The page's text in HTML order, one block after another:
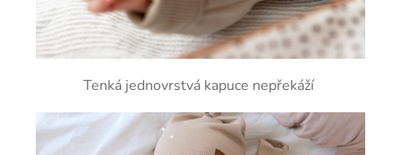
Tenká jednovrstvá kapuce nepřekáží